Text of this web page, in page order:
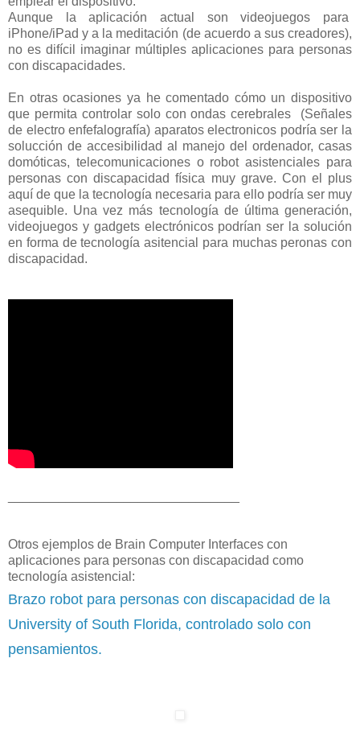
Aunque la aplicación actual son videojuegos para
iPhone/iPad y a la meditación (de acuerdo a sus creadores),
no es difícil imaginar múltiples aplicaciones para personas
con discapacidades.
En otras ocasiones ya he comentado cómo un dispositivo
que permita controlar solo con ondas cerebrales (Señales
de electro enfefalografía) aparatos electronicos podría ser la
solucción de accesibilidad al manejo del ordenador, casas
domóticas, telecomunicaciones o robot asistenciales para
personas con discapacidad física muy grave. Con el plus
aquí de que la tecnología necesaria para ello podría ser muy
asequible. Una vez más tecnología de última generación,
videojuegos y gadgets electrónicos podrían ser la solución
en forma de tecnología asitencial para muchas peronas con
discapacidad.
Otros ejemplos de Brain Computer Interfaces con
aplicaciones para personas con discapacidad como
tecnología asistencial:
Brazo robot para personas con discapacidad de la
University of South Florida, controlado solo con
pensamientos.